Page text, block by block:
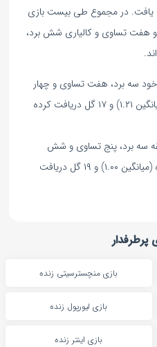
یافت. در مجموع طی بیست بازی
و هفت تساوی و کالیاری شش برد،
خود سه برد، هفت تساوی و چهار
باخت داشته، ۱۷ گل زده (میانگین ۱.۲۱) و ۱۷ گل دریافت کرده
سه برد، پنج تساوی و شش
باخت ثبت کرده، ۱۴ گل زده (میانگین ۱.۰۰) و ۱۹ گل دریافت
پرطرفدار
بازی منچسترسیتی زنده
بازی لیورپول زنده
بازی اینتر زنده